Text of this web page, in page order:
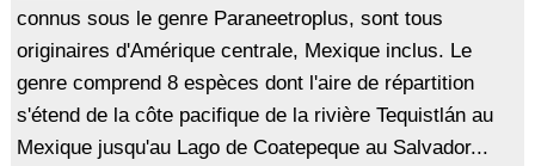
connus sous le genre Paraneetroplus, sont tous
originaires d'Amérique centrale, Mexique inclus. Le
genre comprend 8 espèces dont l'aire de répartition
s'étend de la côte pacifique de la rivière Tequistlán au
Mexique jusqu'au Lago de Coatepeque au Salvador...